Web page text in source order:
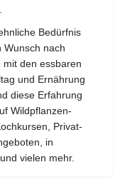
Bedürfnis
Wunsch nach
mit den essbaren
und Ernährung
diese Erfahrung
Wildpflanzen-
Privat-
in
vielen mehr.